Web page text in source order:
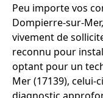
Peu importe vos
Dompierre-sur-
vivement de
reconnu pour
optant pour un
Mer (17139), celui-